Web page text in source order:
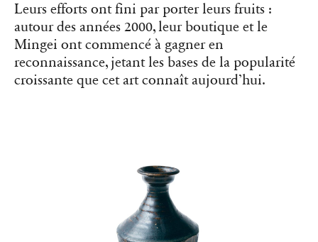
Leurs efforts ont fini par porter leurs fruits :
autour des années 2000, leur boutique et le
Mingei ont commencé à gagner en
reconnaissance, jetant les bases de la popularité
croissante que cet art connaît aujourd’hui.